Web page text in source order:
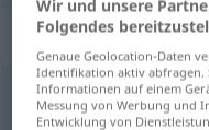
spucken (ugs.)
Wir und unsere
Folgendes
Genaue Geolocation-Daten
Identifikation aktiv
Informationen auf einem
Messung von Werbung und
Entwicklung von